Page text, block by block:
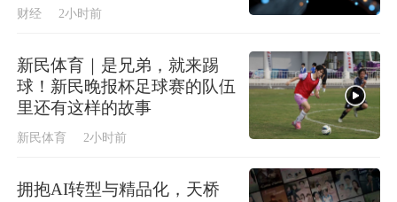
财经 2小时前
新民体育｜是兄弟，就来踢
球！新民晚报杯足球赛的队伍
里还有这样的故事
新民体育 2小时前
拥抱AI转型与精品化，天桥